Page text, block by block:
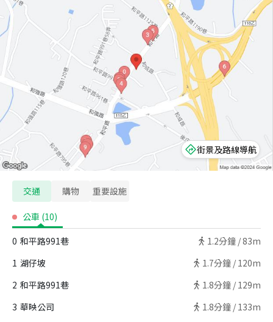
街景及路線導航
交通 購物 重要設施
公車 (10)
0 和平路991巷 1.2分鐘 /83m
1 湖仔坡 1.7分鐘 / 120m
2 和平路991巷 1.8分鐘 / 129m
3 華映公司 1.8分鐘 / 133m